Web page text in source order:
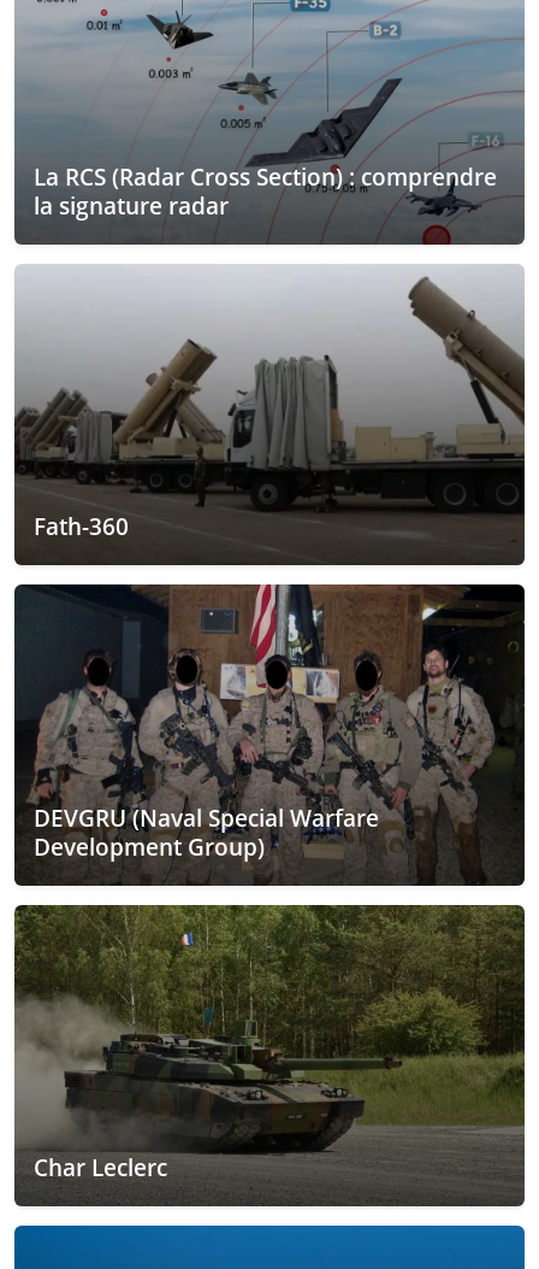
La RCS (Radar Cross Section) : comprendre
la signature radar
Fath-360
DEVGRU (Naval Special Warfare
Development Group)
Char Leclerc